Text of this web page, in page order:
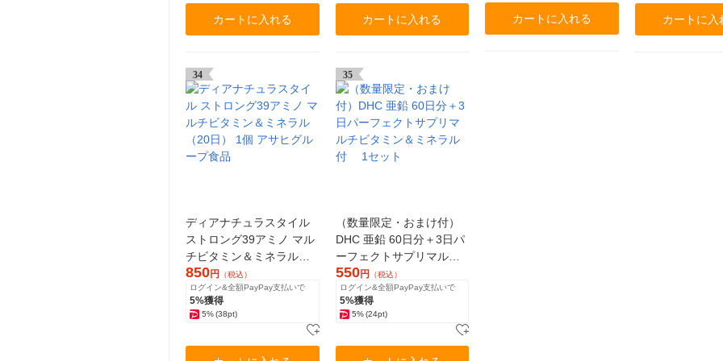
カートに入れる カートに入れる カートに入れる カートに入
34
ディアナチュラスタイル
ストロング39アミノ マル
チビタミン＆ミネラル
（20日） 1個 アサヒグル
ープ食品
850円
（税込）
ログイン&全額PayPay支払いで
5%獲得
5%(38pt)
35
（数量限定・おまけ付）
DHC 亜鉛 60日分＋3日パ
ーフェクトサプリマルチ
ビタミン＆ミネラル付
1セット
550円
（税込）
ログイン&全額PayPay支払いで
5%獲得
5% (24pt)